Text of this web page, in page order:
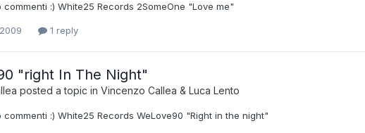
:) White25 Records 2SomeOne "Love me"
1 reply
"right In The Night"
posted a topic in Vincenzo Callea & Luca Lento
:) White25 Records WeLove90 "Right in the night"